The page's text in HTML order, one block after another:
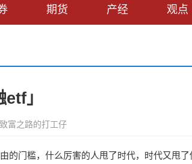
期货 产经 观点
」
富之路的打工仔
的门槛，什么厉害的人甩了时代，时代又甩了